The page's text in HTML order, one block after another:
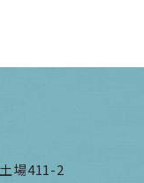
場411-2